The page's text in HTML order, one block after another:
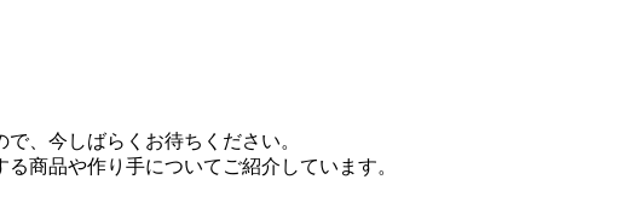
、今しばらくお待ちください。
商品や作り手についてご紹介しています。